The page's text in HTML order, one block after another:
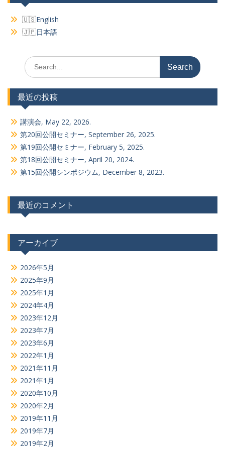
English
日本語
Search
for:
最近の投稿
講演会, May 22, 2026.
第20回公開セミナー, September 26, 2025.
第19回公開セミナー, February 5, 2025.
第18回公開セミナー, April 20, 2024.
第15回公開シンポジウム, December 8, 2023.
最近のコメント
アーカイブ
2026年5月
2025年9月
2025年1月
2024年4月
2023年12月
2023年7月
2023年6月
2022年1月
2021年11月
2021年1月
2020年10月
2020年2月
2019年11月
2019年7月
2019年2月